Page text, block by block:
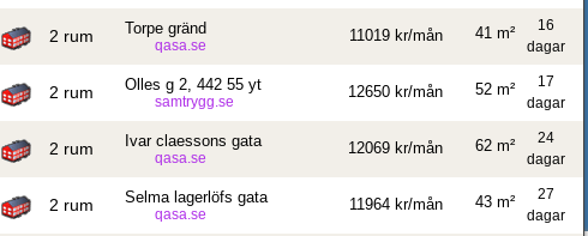
2 rum Torpe gränd
qasa.se
11019 kr/mån
16
dagar
41 m²
2 rum Olles g 2, 442 55 yt
samtrygg.se
12650 kr/mån
17
dagar
52 m²
2 rum Ivar claessons gata
qasa.se
12069 kr/mån
24
dagar
62 m²
2 rum Selma lagerlöfs gata
qasa.se
11964 kr/mån
27
dagar
43 m²